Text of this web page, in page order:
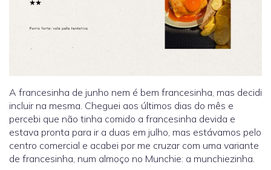
A francesinha de junho nem é bem francesinha, mas decidi
incluir na mesma. Cheguei aos últimos dias do mês e
percebi que não tinha comido a francesinha devida e
estava pronta para ir a duas em julho, mas estávamos pelo
centro comercial e acabei por me cruzar com uma variante
de francesinha, num almoço no Munchie: a munchiezinha.